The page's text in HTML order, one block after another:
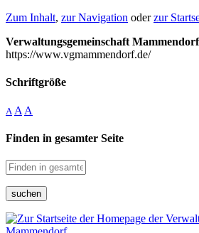
Zum Inhalt, zur Navigation oderzur
Verwaltungsgemeinschaft Mammendorf
https://www.vgmammendorf.de/
Schriftgröße
A A A
Finden in gesamter Seite
suchen